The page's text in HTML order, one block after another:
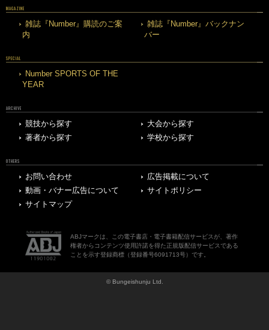
MAGAZINE
雑誌『Number』購読のご案
内
雑誌『Number』バックナン
バー
SPECIAL
Number SPORTS OF THE
YEAR
ARCHIVE
競技から探す
大会から探す
著者から探す
学校から探す
OTHERS
お問い合わせ
広告掲載について
動画・バナー広告について
サイトポリシー
サイトマップ
ABJマークは、この電子書店・電子書籍配信サービスが、著作
権者からコンテンツ使用許諾を得た正規版配信サービスである
ことを示す登録商標（登録番号6091713号）です。
© Bungeishunju Ltd.